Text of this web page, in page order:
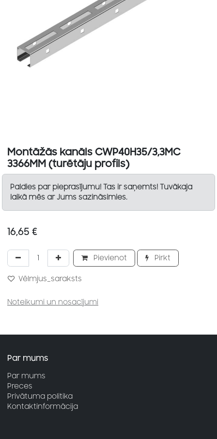
Montāžās kanāls CWP40H35/3,3MC
3366MM (turētāju profils)
Paldies par pieprasījumu! Tas ir saņemts! Tuvākaja
laikā mēs ar Jums sazināsimies.
16,65 €
Pievienot Pirkt
Vēlmjus_saraksts
Noteikumi un nosacījumi
Par mums
Par mums
Preces
Privātuma politika
Kontaktinformācija